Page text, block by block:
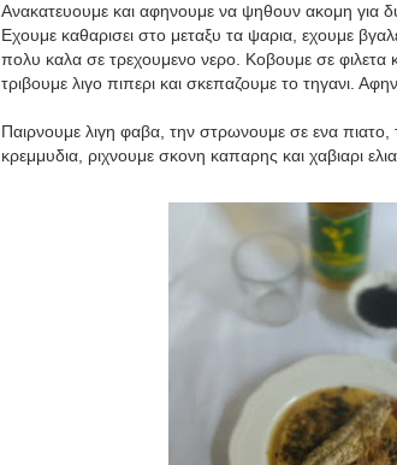
Ανακατευουμε και αφηνουμε να ψηθουν ακομη για
Εχουμε καθαρισει στο μεταξυ τα ψαρια, εχουμε
πολυ καλα σε τρεχουμενο νερο. Κοβουμε σε φιλετα
τριβουμε λιγο πιπερι και σκεπαζουμε το τηγανι.
Παιρνουμε λιγη φαβα, την στρωνουμε σε ενα
κρεμμυδια, ριχνουμε σκονη καπαρης και χαβιαρι